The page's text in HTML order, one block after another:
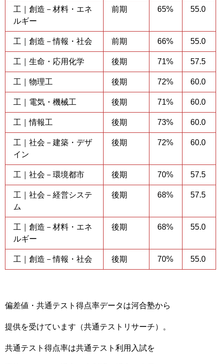
工｜創造－材料・エネ
ルギー
前期 65% 55.0
工｜創造－情報・社会 前期 66% 55.0
工｜生命・応用化学 後期 71% 57.5
工｜物理工 後期 72% 60.0
工｜電気・機械工 後期 71% 60.0
工｜情報工 後期 73% 60.0
工｜社会－建築・デザ
イン
後期 72% 60.0
工｜社会－環境都市 後期 70% 57.5
工｜社会－経営システ
ム
後期 68% 57.5
工｜創造－材料・エネ
ルギー
後期 68% 55.0
工｜創造－情報・社会 後期 70% 55.0
偏差値・共通テスト得点率データは河合塾から
提供を受けています（共通テストリサーチ）。
共通テスト得点率は共通テスト利用入試を